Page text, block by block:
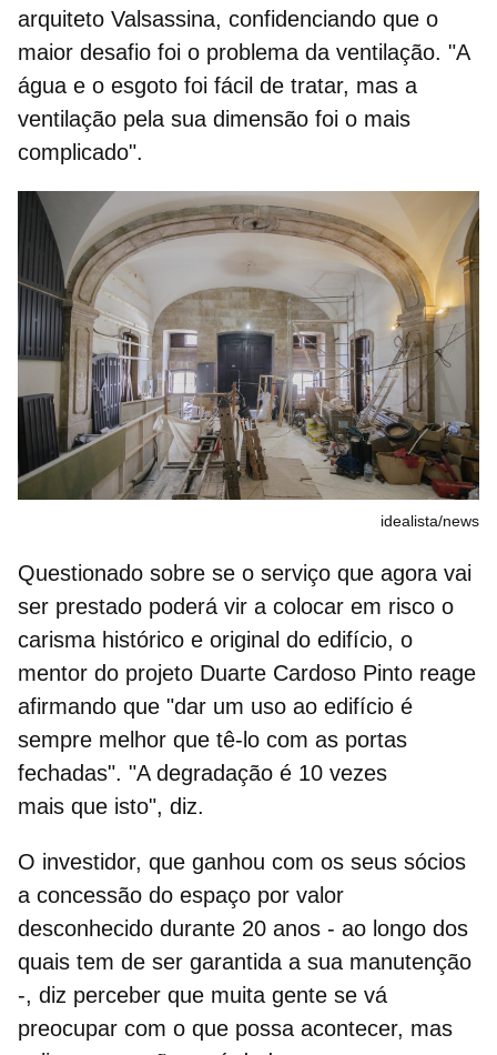
arquiteto Valsassina, confidenciando que o
maior desafio foi o problema da ventilação. "A
água e o esgoto foi fácil de tratar, mas a
ventilação pela sua dimensão foi o mais
complicado".
idealista/news
Questionado sobre se o serviço que agora vai
ser prestado poderá vir a colocar em risco o
carisma histórico e original do edifício, o
mentor do projeto Duarte Cardoso Pinto reage
afirmando que "dar um uso ao edifício é
sempre melhor que tê-lo com as portas
fechadas". "A degradação é 10 vezes
mais que isto", diz.
O investidor, que ganhou com os seus sócios
a concessão do espaço por valor
desconhecido durante 20 anos - ao longo dos
quais tem de ser garantida a sua manutenção
-, diz perceber que muita gente se vá
preocupar com o que possa acontecer, mas